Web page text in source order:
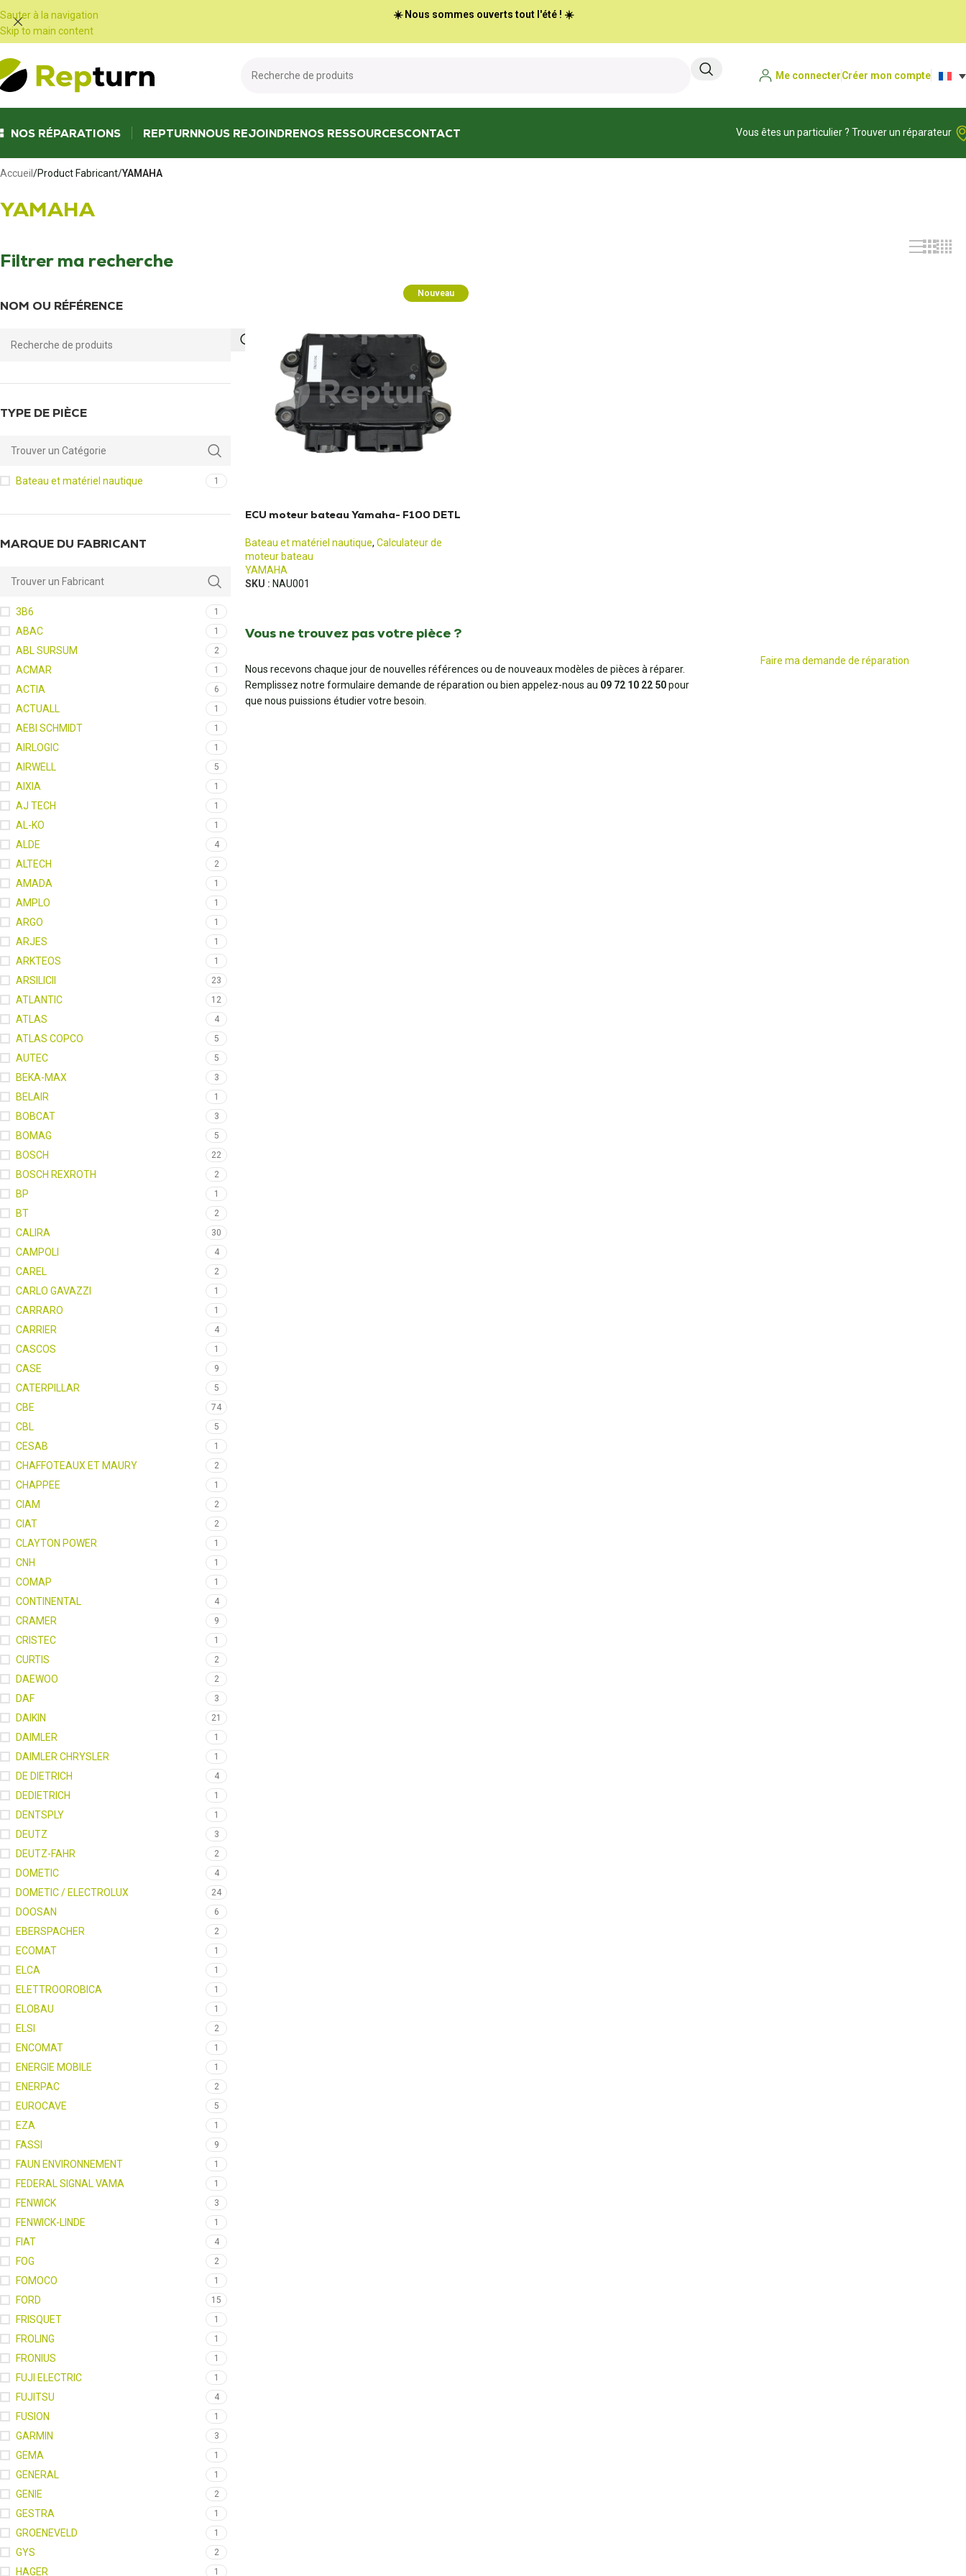
Sauter à la navigation
Skip to main content
☀️ Nous sommes ouverts tout l'été ! ☀️
Me connecterCréer mon compte
NOS RÉPARATIONS REPTURNNOUS REJOINDRENOS RESSOURCESCONTACT Vous êtes un particulier ? Trouver un réparateur
Accueil /Product Fabricant/YAMAHA
YAMAHA
Filtrer ma recherche
NOM OU RÉFÉRENCE
TYPE DE PIÈCE
Bateau et matériel nautique 1
MARQUE DU FABRICANT
3B6 1
ABAC 1
ABL SURSUM 2
ACMAR 1
ACTIA 6
ACTUALL 1
AEBI SCHMIDT 1
AIRLOGIC 1
AIRWELL 5
AIXIA 1
AJ TECH 1
AL-KO 1
ALDE 4
ALTECH 2
AMADA 1
AMPLO 1
ARGO 1
ARJES 1
ARKTEOS 1
ARSILICII 23
ATLANTIC 12
ATLAS 4
ATLAS COPCO 5
AUTEC 5
BEKA-MAX 3
BELAIR 1
BOBCAT 3
BOMAG 5
BOSCH 22
BOSCH REXROTH 2
BP 1
BT 2
CALIRA 30
CAMPOLI 4
CAREL 2
CARLO GAVAZZI 1
CARRARO 1
CARRIER 4
CASCOS 1
CASE 9
CATERPILLAR 5
CBE 74
CBL 5
CESAB 1
CHAFFOTEAUX ET MAURY 2
CHAPPEE 1
CIAM 2
CIAT 2
CLAYTON POWER 1
CNH 1
COMAP 1
CONTINENTAL 4
CRAMER 9
CRISTEC 1
CURTIS 2
DAEWOO 2
DAF 3
DAIKIN 21
DAIMLER 1
DAIMLER CHRYSLER 1
DE DIETRICH 4
DEDIETRICH 1
DENTSPLY 1
DEUTZ 3
DEUTZ-FAHR 2
DOMETIC 4
DOMETIC / ELECTROLUX 24
DOOSAN 6
EBERSPACHER 2
ECOMAT 1
ELCA 1
ELETTROOROBICA 1
ELOBAU 1
ELSI 2
ENCOMAT 1
ENERGIE MOBILE 1
ENERPAC 2
EUROCAVE 5
EZA 1
FASSI 9
FAUN ENVIRONNEMENT 1
FEDERAL SIGNAL VAMA 1
FENWICK 3
FENWICK-LINDE 1
FIAT 4
FOG 2
FOMOCO 1
FORD 15
FRISQUET 1
FROLING 1
FRONIUS 1
FUJI ELECTRIC 1
FUJITSU 4
FUSION 1
GARMIN 3
GEMA 1
GENERAL 1
GENIE 2
GESTRA 1
GROENEVELD 1
GYS 2
HAGER 1
Nouveau
ECU moteur bateau Yamaha- F100 DETL
Bateau et matériel nautique, Calculateur de
moteur bateau
YAMAHA
SKU : NAU001
Vous ne trouvez pas votre pièce ?
Nous recevons chaque jour de nouvelles références ou de nouveaux modèles de pièces à réparer.
Remplissez notre formulaire demande de réparation ou bien appelez-nous au 09 72 10 22 50pour
que nous puissions étudier votre besoin.
Faire ma demande de réparation